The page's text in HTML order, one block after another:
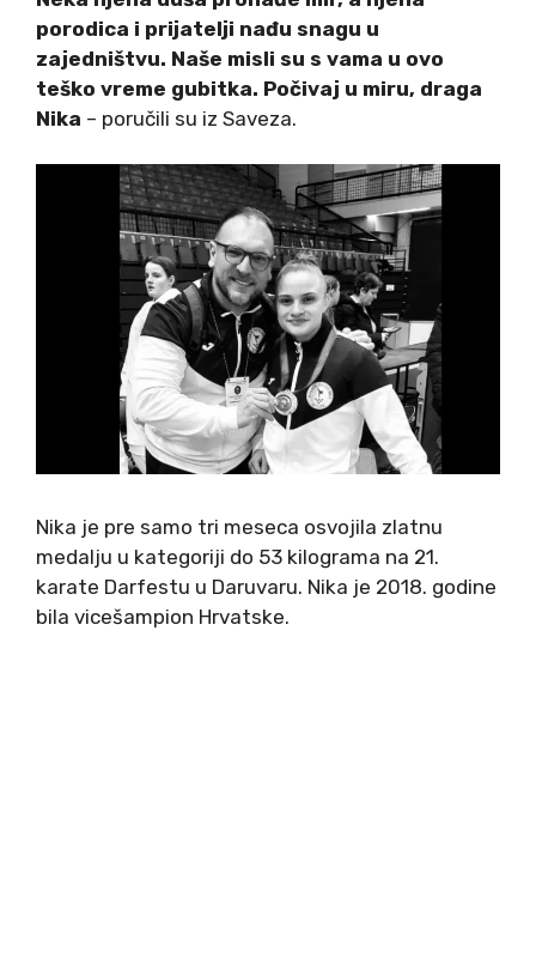
porodica i prijatelji nađu snagu u
zajedništvu. Naše misli su s vama u ovo
teško vreme gubitka. Počivaj u miru, draga
Nika – poručili su iz Saveza.
Nika je pre samo tri meseca osvojila zlatnu
medalju u kategoriji do 53 kilograma na 21.
karate Darfestu u Daruvaru. Nika je 2018. godine
bila vicešampion Hrvatske.